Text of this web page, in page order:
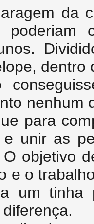
da
nenhum
para
e unir as
objetivo
e o
um tinha